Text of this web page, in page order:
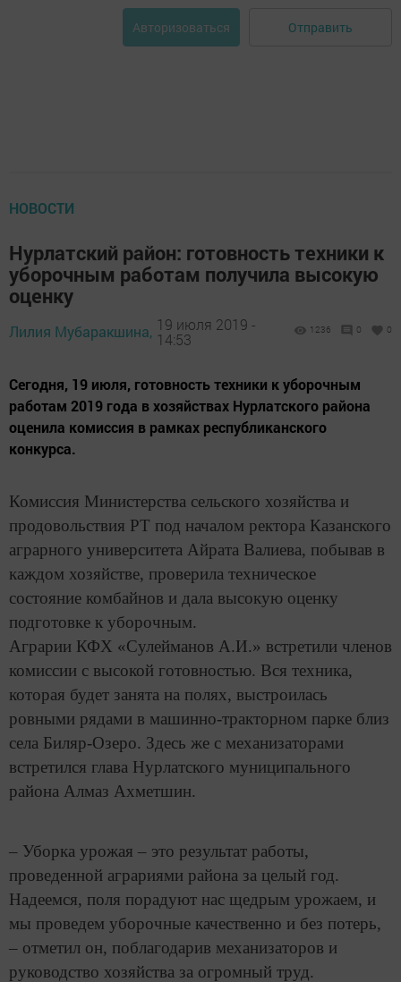
Авторизоваться Отправить
НОВОСТИ
Нурлатский район: готовность техники к
уборочным работам получила высокую
оценку
Лилия Мубаракшина, 19 июля 2019 -
14:53
1236 0 0
Сегодня, 19 июля, готовность техники к уборочным
работам 2019 года в хозяйствах Нурлатского района
оценила комиссия в рамках республиканского
конкурса.
Комиссия Министерства сельского хозяйства и
продовольствия РТ под началом ректора Казанского
аграрного университета Айрата Валиева, побывав в
каждом хозяйстве, проверила техническое
состояние комбайнов и дала высокую оценку
подготовке к уборочным.
Аграрии КФХ «Сулейманов А.И.» встретили членов
комиссии с высокой готовностью. Вся техника,
которая будет занята на полях, выстроилась
ровными рядами в машинно-тракторном парке близ
села Биляр-Озеро. Здесь же с механизаторами
встретился глава Нурлатского муниципального
района Алмаз Ахметшин.
– Уборка урожая – это результат работы,
проведенной аграриями района за целый год.
Надеемся, поля порадуют нас щедрым урожаем, и
мы проведем уборочные качественно и без потерь,
– отметил он, поблагодарив механизаторов и
руководство хозяйства за огромный труд.